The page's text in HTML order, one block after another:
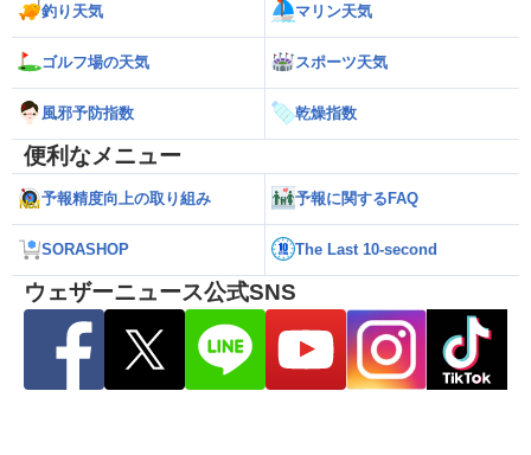
釣り天気 マリン天気
ゴルフ場の天気 スポーツ天気
風邪予防指数 乾燥指数
便利なメニュー
予報精度向上の取り組み 予報に関するFAQ
SORASHOP The Last 10-second
ウェザーニュース公式SNS